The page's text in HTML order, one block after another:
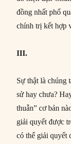
đồng nhất phổ
chính trị kết hợp
III.
Sự thật là chúng
sử hay chưa?
thuẫn” cơ bản
giải quyết được
có thể giải quyết